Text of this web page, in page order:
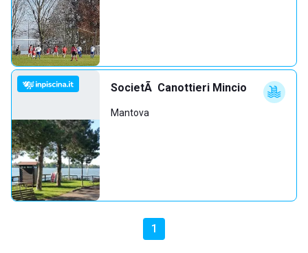
SocietÃ Canottieri Mincio
Mantova
1